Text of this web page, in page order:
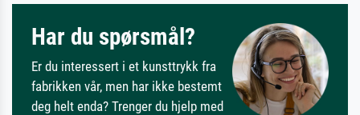
Har du spørsmål?
Er du interessert i et kunsttrykk fra
fabrikken vår, men har ikke bestemt
deg helt enda? Trenger du hjelp med